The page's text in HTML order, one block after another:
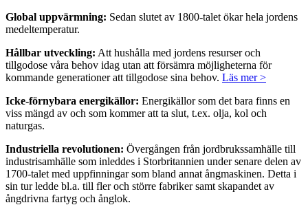
Global uppvärmning: Sedan slutet av 1800-talet ökar hela jordens
medeltemperatur.
Hållbar utveckling: Att hushålla med jordens resurser och
tillgodose våra behov idag utan att försämra möjligheterna för
kommande generationer att tillgodose sina behov. Läs mer >
Icke-förnybara energikällor: Energikällor som det bara finns en
viss mängd av och som kommer att ta slut, t.ex. olja, kol och
naturgas.
Industriella revolutionen: Övergången från jordbrukssamhälle till
industrisamhälle som inleddes i Storbritannien under senare delen av
1700-talet med uppfinningar som bland annat ångmaskinen. Detta i
sin tur ledde bl.a. till fler och större fabriker samt skapandet av
ångdrivna fartyg och ånglok.